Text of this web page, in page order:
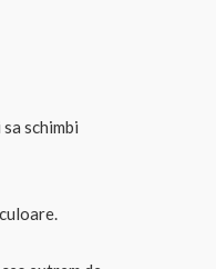
schimbi